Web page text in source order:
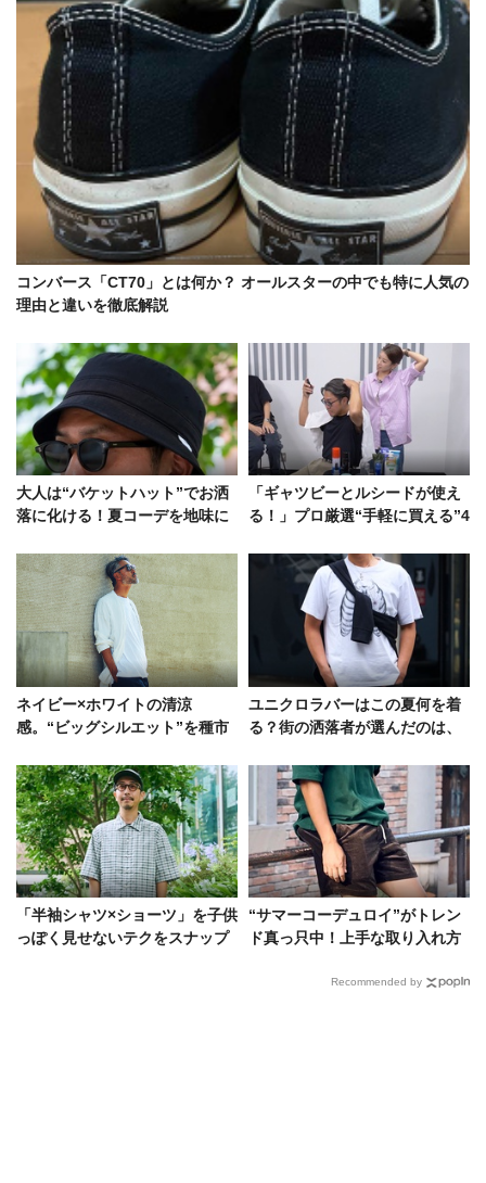
コンバース「CT70」とは何か？ オールスターの中でも特に人気の
理由と違いを徹底解説
大人は“バケットハット”でお洒
落に化ける！夏コーデを地味に
「ギャツビーとルシードが使え
る！」プロ厳選“手軽に買える”4
ネイビー×ホワイトの清涼
感。“ビッグシルエット”を種市
ユニクロラバーはこの夏何を着
る？街の洒落者が選んだのは、
「半袖シャツ×ショーツ」を子供
っぽく見せないテクをスナップ
“サマーコーデュロイ”がトレン
ド真っ只中！上手な取り入れ方
Recommended by